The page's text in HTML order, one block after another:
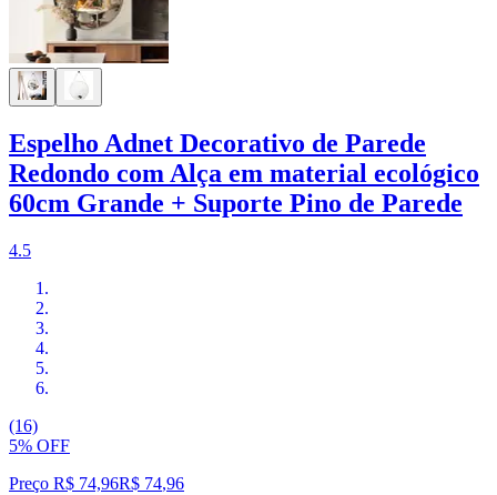
Espelho Adnet Decorativo de Parede
Redondo com Alça em material ecológico
60cm Grande + Suporte Pino de Parede
4.5
(16)
5% OFF
Preço R$ 74,96R$ 74,96